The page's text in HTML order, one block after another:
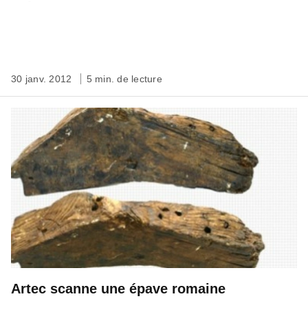
30 janv. 2012 5 min. de lecture
Artec scanne une épave romaine